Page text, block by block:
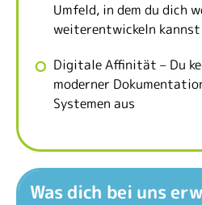
Umfeld, in dem du dich
weiterentwickeln kannst
Digitale Affinität – Du
moderner
Systemen aus
Was dich bei uns